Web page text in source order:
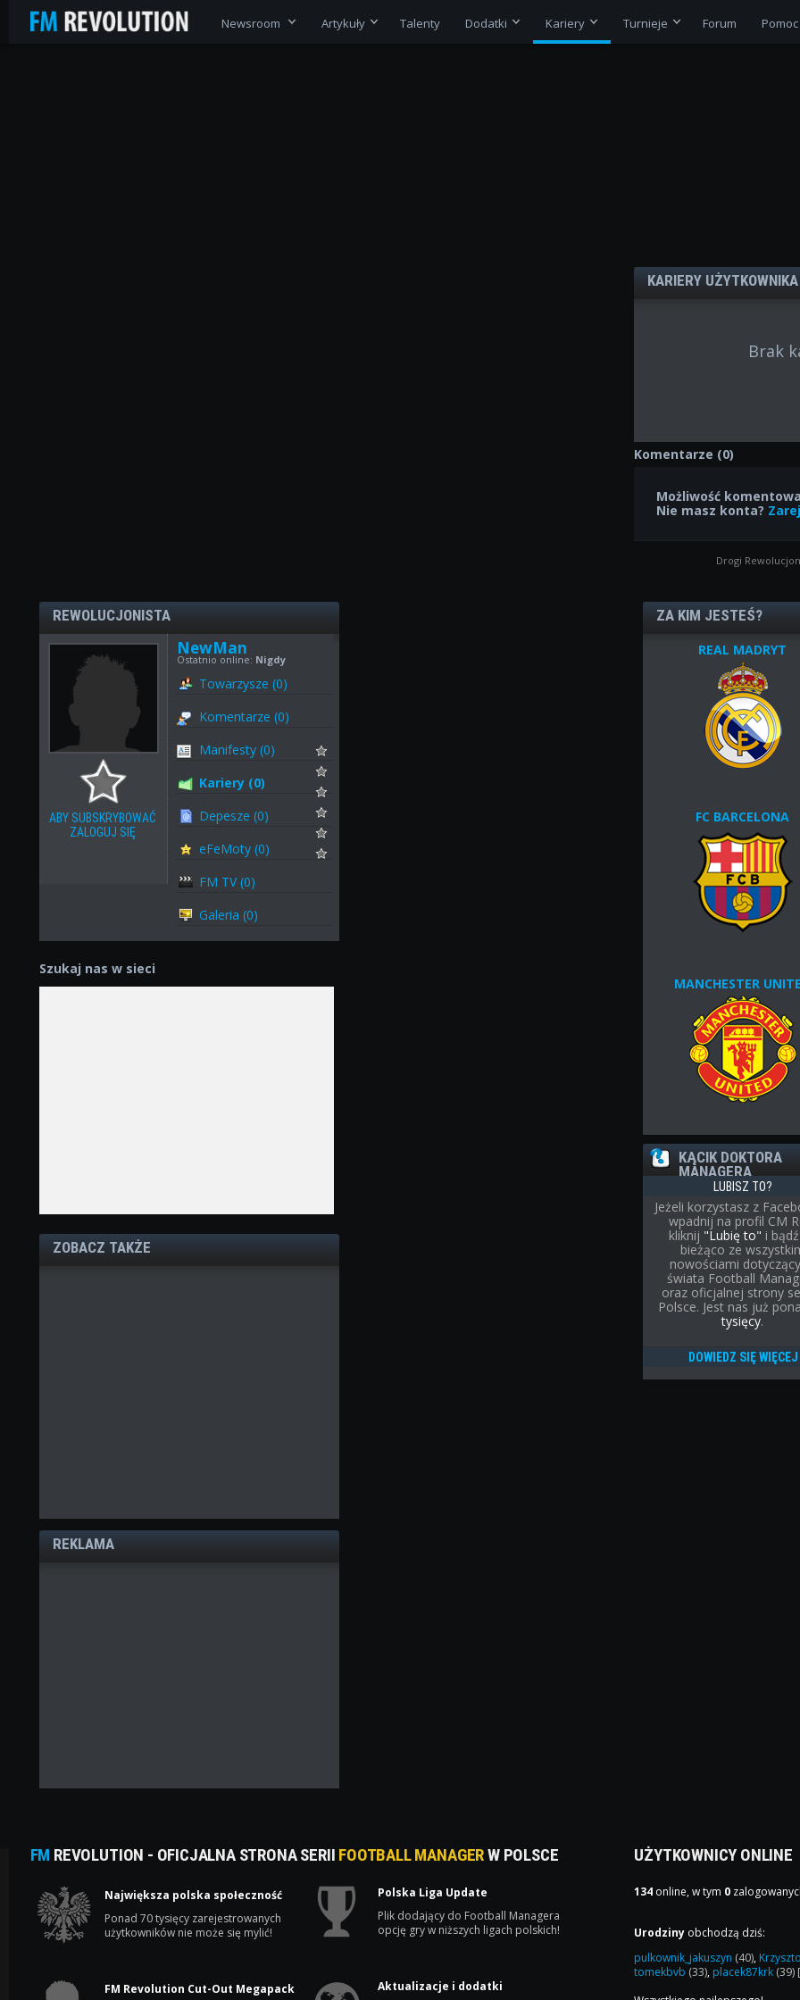
Newsroom Artykuły Talenty Dodatki Kariery Turnieje Forum Pomoc
KARIERY
Brak
Komentarze (0)
Możliwość
Nie masz konta?
Drogi
REWOLUCJONISTA
ABY SUBSKRYBOWAĆ
ZALOGUJ SIĘ
NewMan
Ostatnio online: Nigdy
Towarzysze (0)
Komentarze (0)
Manifesty (0)
Kariery (0)
Depesze (0)
eFeMoty (0)
FM TV (0)
Galeria (0)
Szukaj nas w sieci
ZOBACZ TAKŻE
REKLAMA
ZA KIM JESTEŚ?
REAL MADRYT
FC BARCELONA
MANCHESTER
KĄCIK DOKTORA
MANAGERA
LUBISZ TO?
Jeżeli korzystasz z
wpadnij na profil CM
kliknij "Lubię to" i
bieżąco ze
nowościami
świata Football
oraz oficjalnej strony
Polsce. Jest nas już
tysięcy.
DOWIEDZ SIĘ WIĘCEJ
FM REVOLUTION - OFICJALNA STRONA SERII FOOTBALL MANAGERW POLSCE
Największa polska społeczność
Ponad 70 tysięcy zarejestrowanych
użytkowników nie może się mylić!
Polska Liga Update
Plik dodający do Football Managera
opcję gry w niższych ligach polskich!
FM Revolution Cut-Out Megapack Aktualizacje i dodatki
UŻYTKOWNICY ONLINE
134 online, w tym 0
Urodziny obchodzą dziś:
pulkownik_jakuszyn (40),
tomekbvb (33), placek87krk (39)